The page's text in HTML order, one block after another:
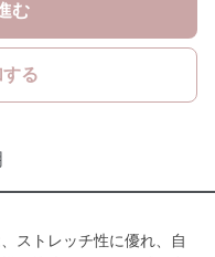
む
る
ストレッチ性に優れ、自